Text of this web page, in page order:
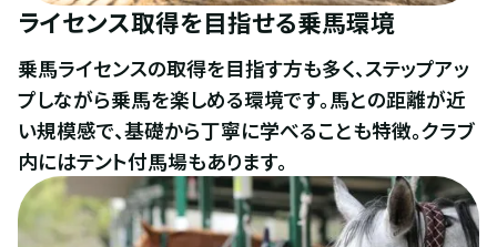
ライセンス取得を目指せる乗馬環境
乗馬ライセンスの取得を目指す方も多く、ステップアッ
プしながら乗馬を楽しめる環境です。馬との距離が近
い規模感で、基礎から丁寧に学べることも特徴。クラブ
内にはテント付馬場もあります。